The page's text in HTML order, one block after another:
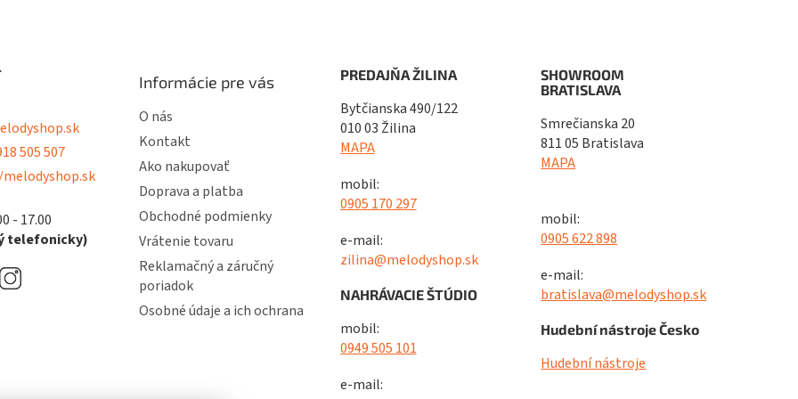
505 507
- 17.00
telefonicky)
Informácie pre vás
O nás
Kontakt
Ako nakupovať
Doprava a platba
Obchodné podmienky
Vrátenie tovaru
Reklamačný a záručný
poriadok
Osobné údaje a ich ochrana
PREDAJŇA ŽILINA
Bytčianska 490/122
010 03 Žilina
MAPA
mobil:
0905 170 297
e-mail:
zilina@melodyshop.sk
NAHRÁVACIE ŠTÚDIO
mobil:
0949 505 101
e-mail:
SHOWROOM
BRATISLAVA
Smrečianska 20
811 05 Bratislava
MAPA
mobil:
0905 622 898
e-mail:
bratislava@melodyshop.sk
Hudební nástroje Česko
Hudební nástroje